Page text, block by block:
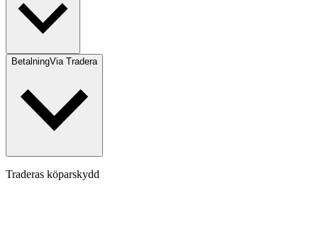
BetalningVia Tradera
Traderas köparskydd